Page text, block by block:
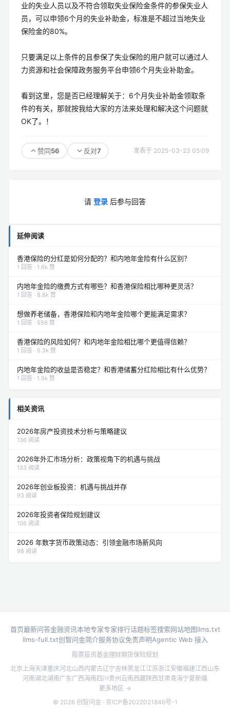
业的失业人员以及不符合领取失业保险金条件的参保失业人
员，可以申领6个月的失业补助金，标准是不超过当地失业
保险金的80%。
只要满足以上条件的且参保了失业保险的用户就可以通过人
力资源和社会保障政务服务平台申领6个月失业补助金。
看到这里，您是否已经理解关于：6个月失业补助金领取条
件的有关，那就按我给大家的方法来处理和解决这个问题就
OK了。！
赞同56 反对7 发表于 2025-03-23 05:09
请 登录 后参与回答
延伸阅读
香港保险的分红是如何分配的？和内地年金险有什么区别？
1 回答 · 1.6k 赞
内地年金险的缴费方式有哪些？和香港保险相比哪种更灵活？
1 回答 · 8.8k 赞
想做养老储备，香港保险和内地年金险哪个更能满足需求？
1 回答 · 556 赞
香港保险的风险如何？和内地年金险相比哪个更值得信赖？
1 回答 · 5.3k 赞
内地年金险的收益是否稳定？和香港储蓄分红险相比有什么优势？
1 回答 · 1.5k 赞
相关资讯
2026年房产投资技术分析与策略建议
136 阅读
2026年外汇市场分析：政策视角下的机遇与挑战
133 阅读
2026年创业板投资：机遇与挑战并存
93 阅读
2026年投资者保险规划建议
106 阅读
2026 年数字货币政策动态：引领金融市场新风向
98 阅读
首页最新问答金融资讯本地专家专家排行话题标签搜索网站地图llms.txt
llms-full.txt创智问金简介服务协议免责声明Agentic Web 接入
股票投资基金理财期货保险规划
北京 上海天津重庆河北山西内蒙古辽宁吉林黑龙江江苏浙江安徽福建江西山东
河南湖北湖南广东广西海南四川贵州云南西藏陕西甘肃青海宁夏新疆
更多地区 →
© 2026 创智问金 · 京ICP备2022021846号-1